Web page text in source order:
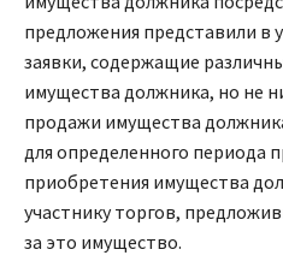
предложения представили в
заявки, содержащие
имущества должника, но не
продажи имущества
для определенного периода
приобретения имущества
участнику торгов,
за это имущество.